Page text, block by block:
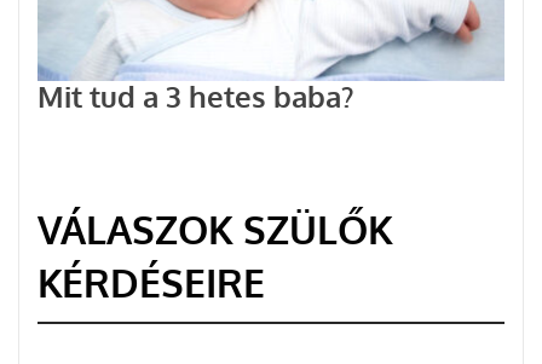
Mit tud a 3 hetes baba?
VÁLASZOK SZÜLŐK
KÉRDÉSEIRE